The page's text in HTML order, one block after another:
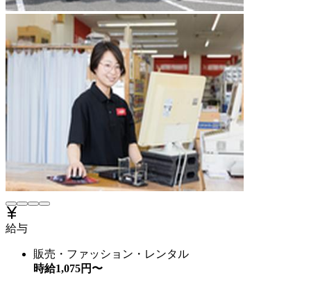
給与
販売・ファッション・レンタル
時給1,075円〜